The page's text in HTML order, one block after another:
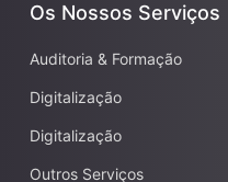
Os Nossos Serviços
Auditoria & Formação
Digitalização
Digitalização
Outros Serviços